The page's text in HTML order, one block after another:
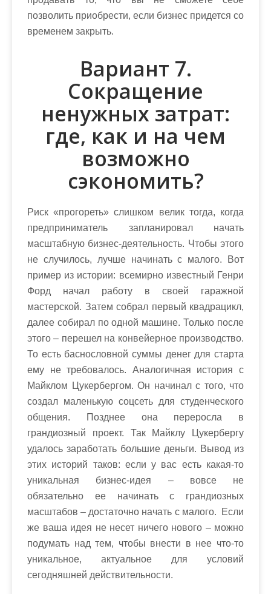
позволить приобрести, если бизнес придется со
временем закрыть.
Вариант 7.
Сокращение
ненужных затрат:
где, как и на чем
возможно
сэкономить?
Риск «прогореть» слишком велик тогда, когда
предприниматель запланировал начать
масштабную бизнес-деятельность. Чтобы этого
не случилось, лучше начинать с малого. Вот
пример из истории: всемирно известный Генри
Форд начал работу в своей гаражной
мастерской. Затем собрал первый квадрацикл,
далее собирал по одной машине. Только после
этого – перешел на конвейерное производство.
То есть баснословной суммы денег для старта
ему не требовалось. Аналогичная история с
Майклом Цукербергом. Он начинал с того, что
создал маленькую соцсеть для студенческого
общения. Позднее она переросла в
грандиозный проект. Так Майклу Цукербергу
удалось заработать большие деньги. Вывод из
этих историй таков: если у вас есть какая-то
уникальная бизнес-идея – вовсе не
обязательно ее начинать с грандиозных
масштабов – достаточно начать с малого. Если
же ваша идея не несет ничего нового – можно
подумать над тем, чтобы внести в нее что-то
уникальное, актуальное для условий
сегодняшней действительности.